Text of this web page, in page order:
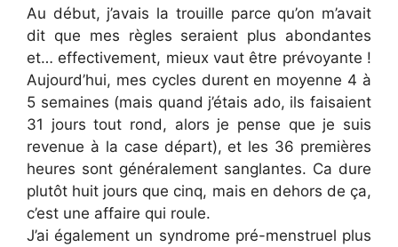
Au début, j’avais la trouille parce qu’on m’avait
dit que mes règles seraient plus abondantes
et… effectivement, mieux vaut être prévoyante !
Aujourd’hui, mes cycles durent en moyenne 4 à
5 semaines (mais quand j’étais ado, ils faisaient
31 jours tout rond, alors je pense que je suis
revenue à la case départ), et les 36 premières
heures sont généralement sanglantes. Ca dure
plutôt huit jours que cinq, mais en dehors de ça,
c’est une affaire qui roule.
J’ai également un syndrome pré-menstruel plus